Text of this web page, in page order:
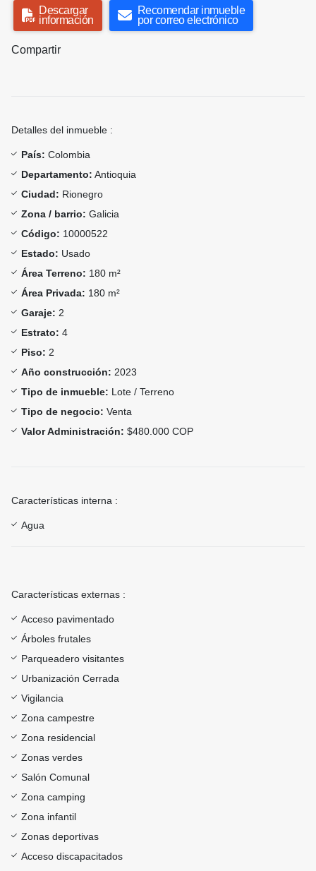
Descargar
información
Recomendar inmueble
por correo electrónico
Compartir
Detalles del inmueble :
País: Colombia
Departamento: Antioquia
Ciudad: Rionegro
Zona / barrio: Galicia
Código: 10000522
Estado: Usado
Área Terreno: 180 m²
Área Privada: 180 m²
Garaje: 2
Estrato: 4
Piso: 2
Año construcción: 2023
Tipo de inmueble: Lote / Terreno
Tipo de negocio: Venta
Valor Administración: $480.000 COP
Características interna :
Agua
Características externas :
Acceso pavimentado
Árboles frutales
Parqueadero visitantes
Urbanización Cerrada
Vigilancia
Zona campestre
Zona residencial
Zonas verdes
Salón Comunal
Zona camping
Zona infantil
Zonas deportivas
Acceso discapacitados